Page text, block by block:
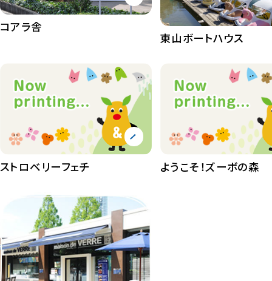
コアラ舎
東山ボートハウス
ストロベリーフェチ ようこそ！ズーボの森